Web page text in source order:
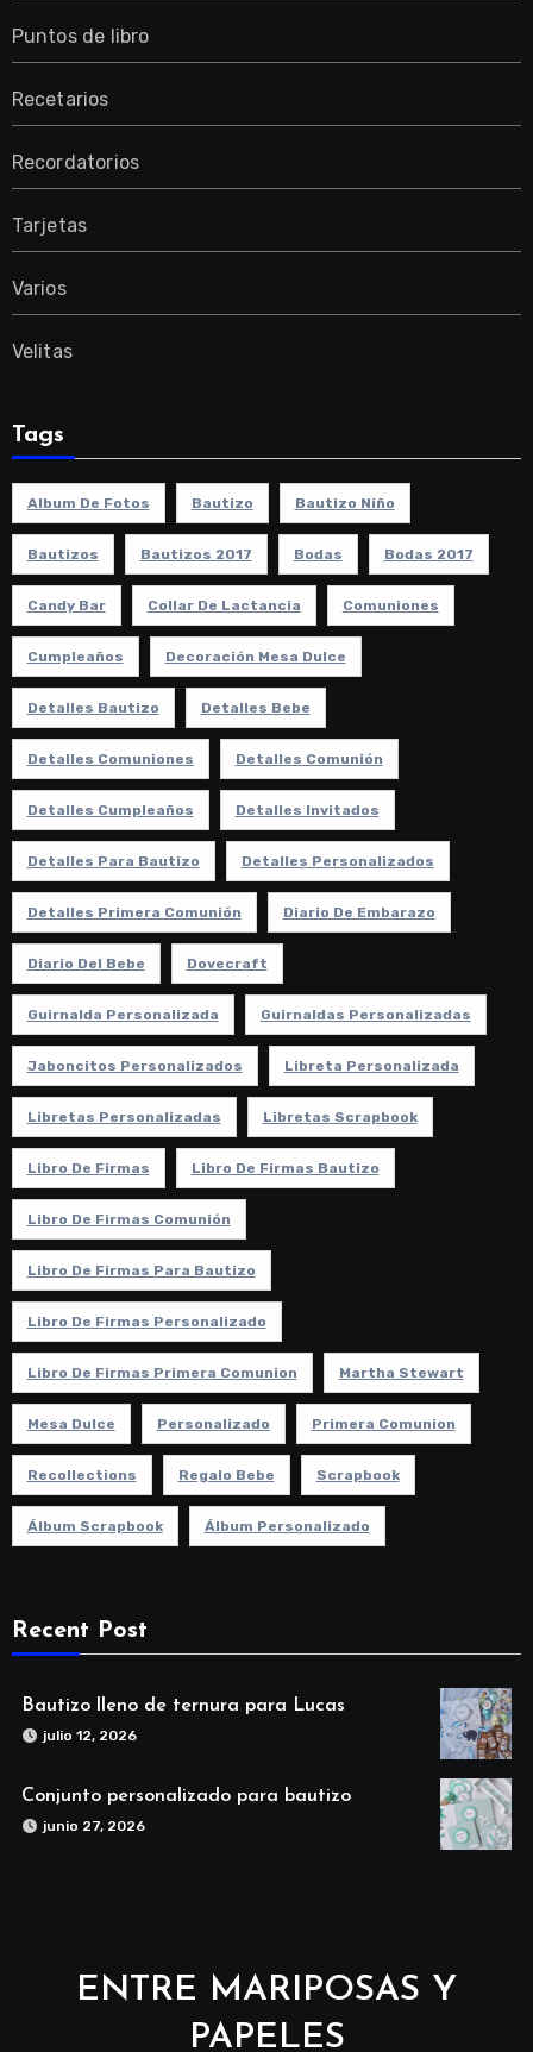
Puntos de libro
Recetarios
Recordatorios
Tarjetas
Varios
Velitas
Tags
Album De Fotos Bautizo Bautizo Niño
Bautizos Bautizos 2017 Bodas Bodas 2017
Candy Bar Collar De Lactancia Comuniones
Cumpleaños Decoración Mesa Dulce
Detalles Bautizo Detalles Bebe
Detalles Comuniones Detalles Comunión
Detalles Cumpleaños Detalles Invitados
Detalles Para Bautizo Detalles Personalizados
Detalles Primera Comunión Diario De Embarazo
Diario Del Bebe Dovecraft
Guirnalda Personalizada Guirnaldas Personalizadas
Jaboncitos Personalizados Libreta Personalizada
Libretas Personalizadas Libretas Scrapbook
Libro De Firmas Libro De Firmas Bautizo
Libro De Firmas Comunión
Libro De Firmas Para Bautizo
Libro De Firmas Personalizado
Libro De Firmas Primera Comunion Martha Stewart
Mesa Dulce Personalizado Primera Comunion
Recollections Regalo Bebe Scrapbook
Álbum Scrapbook Álbum Personalizado
Recent Post
Bautizo lleno de ternura para Lucas
julio 12, 2026
Conjunto personalizado para bautizo
junio 27, 2026
ENTRE MARIPOSAS Y
PAPELES